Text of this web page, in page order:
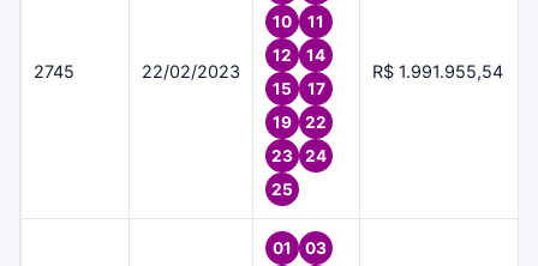
2745 22/02/2023
10
11
12
14
15
17
19
22
23
24
25
R$ 1.991.955,54
01
03